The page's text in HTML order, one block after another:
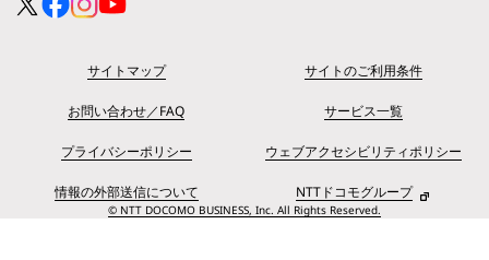
サイトマップ サイトのご利用条件
お問い合わせ／FAQ サービス一覧
プライバシーポリシー ウェブアクセシビリティポリシー
情報の外部送信について NTTドコモグループ
© NTT DOCOMO BUSINESS, Inc. All Rights Reserved.